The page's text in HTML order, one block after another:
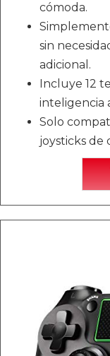
cómoda.
sin
adicional.
Incluye 12
inteligencia
Solo
joysticks de